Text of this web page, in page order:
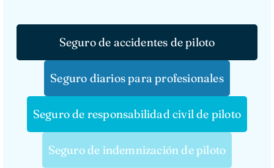
Seguro de accidentes de piloto
Seguro diarios para profesionales
Seguro de responsabilidad civil de piloto
Seguro de indemnización de piloto